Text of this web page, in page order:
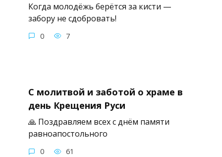
Когда молодёжь берётся за кисти —
забору не сдобровать!
0 7
С молитвой и заботой о храме в
день Крещения Руси
🙏 Поздравляем всех с днём памяти
равноапостольного
0 61